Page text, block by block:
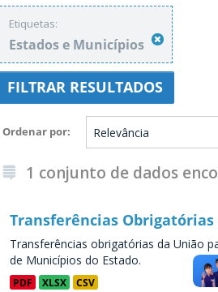
Etiquetas:
Estados e Municípios
FILTRAR RESULTADOS
Ordenar por
1 conjunto de dados
Transferências Obrigatórias
Transferências obrigatórias da União
de Municípios do Estado.
PDF XLSX CSV